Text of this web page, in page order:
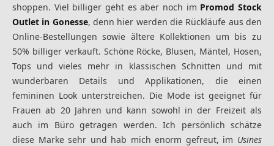
shoppen. Viel billiger geht es aber noch im Promod Stock
Outlet in Gonesse, denn hier werden die Rückläufe aus den
Online-Bestellungen sowie ältere Kollektionen um bis zu
50% billiger verkauft. Schöne Röcke, Blusen, Mäntel, Hosen,
Tops und vieles mehr in klassischen Schnitten und mit
wunderbaren Details und Applikationen, die einen
femininen Look unterstreichen. Die Mode ist geeignet für
Frauen ab 20 Jahren und kann sowohl in der Freizeit als
auch im Büro getragen werden. Ich persönlich schätze
diese Marke sehr und hab mich enorm gefreut, im Usines